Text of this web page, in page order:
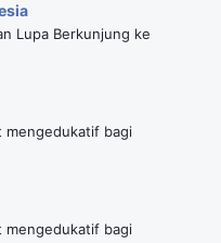
Lupa Berkunjung ke
mengedukatif bagi
mengedukatif bagi